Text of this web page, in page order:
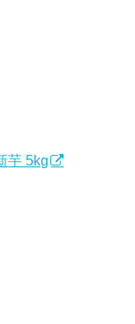
芋 5kg